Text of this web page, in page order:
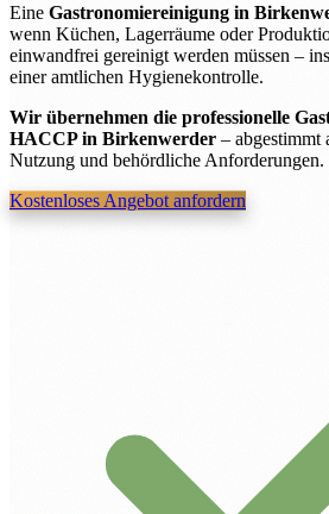
Eine Gastronomiereinigung in
wenn Küchen, Lagerräume oder
einwandfrei gereinigt werden müssen –
einer amtlichen Hygienekontrolle.
Wir übernehmen die professionelle
HACCP in Birkenwerder – abgestimmt
Nutzung und behördliche Anforderungen.
Kostenloses Angebot anfordern